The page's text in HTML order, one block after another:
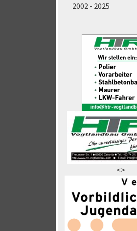
2002 - 2025
<>